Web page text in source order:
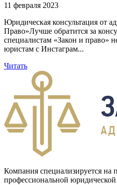
11 февраля 2023
Юридическая консультация от
Право»Лучше обратится за
специалистам «Закон и право»
юристам с Инстаграм...
Читать
Компания специализируется на
профессиональной